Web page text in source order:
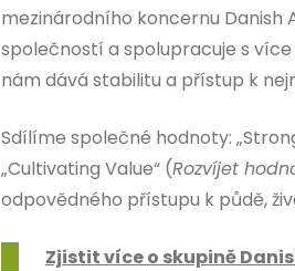
mezinárodního koncernu Danish
společností a spolupracuje s
nám dává stabilitu a přístup k
Sdílíme společné hodnoty:
„Cultivating Value“ (Rozvíjet
odpovědného přístupu k půdě,
Zjistit více o skupině